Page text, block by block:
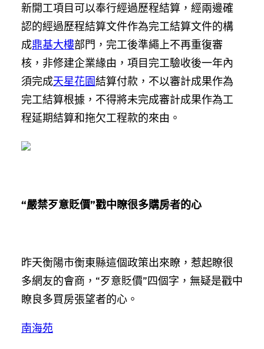
新開工項目可以奉行經過歷程結算，經兩邊確
認的經過歷程結算文件作為完工結算文件的構
成鼎基大樓部門，完工後準繩上不再重復審
核，非修建企業緣由，項目完工驗收後一年內
須完成天星花園結算付款，不以審計成果作為
完工結算根據，不得將未完成審計成果作為工
程延期結算和拖欠工程款的來由。
“嚴禁歹意貶價”戳中瞭很多購房者的心
昨天衡陽市衡東縣這個政策出來瞭，惹起瞭很
多網友的會商，“歹意貶價”四個字，無疑是戳中
瞭良多買房張望者的心。
南海苑